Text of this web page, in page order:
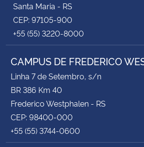
Santa Maria - RS
CEP: 97105-900
+55 (55) 3220-8000
CAMPUS DE FREDERICO
Linha 7 de Setembro, s/n
BR 386 Km 40
Frederico Westphalen - RS
CEP: 98400-000
+55 (55) 3744-0600